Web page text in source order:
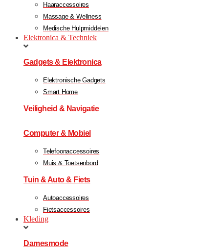
Haaraccessoires
Massage & Wellness
Medische Hulpmiddelen
Elektronica & Techniek
Gadgets & Elektronica
Elektronische Gadgets
Smart Home
Veiligheid & Navigatie
Computer & Mobiel
Telefoonaccessoires
Muis & Toetsenbord
Tuin & Auto & Fiets
Autoaccessoires
Fietsaccessoires
Kleding
Damesmode